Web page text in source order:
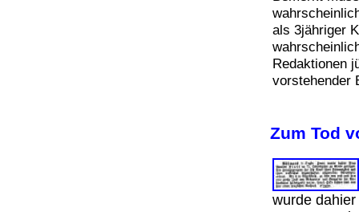
als 3jähriger
Redaktionen
vorstehender
Zum Tod
wurde